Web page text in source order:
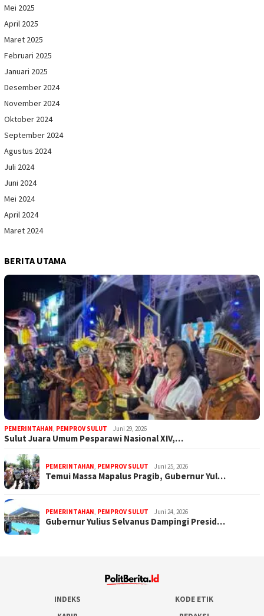
Mei 2025
April 2025
Maret 2025
Februari 2025
Januari 2025
Desember 2024
November 2024
Oktober 2024
September 2024
Agustus 2024
Juli 2024
Juni 2024
Mei 2024
April 2024
Maret 2024
BERITA UTAMA
PEMERINTAHAN, PEMPROV SULUT Juni 29, 2026
Sulut Juara Umum Pesparawi Nasional XIV,…
PEMERINTAHAN, PEMPROV SULUT Juni 25, 2026
Temui Massa Mapalus Pragib, Gubernur Yul…
PEMERINTAHAN, PEMPROV SULUT Juni 24, 2026
Gubernur Yulius Selvanus Dampingi Presid…
INDEKS
KODE ETIK